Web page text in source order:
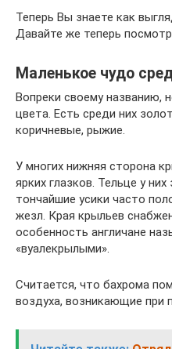
Теперь Вы знаете как
Давайте же теперь
Маленькое чудо
Вопреки своему названию,
цвета. Есть среди них
коричневые, рыжие.
У многих нижняя сторона
ярких глазков. Тельце у
тончайшие усики часто
жезл. Края крыльев
особенность англичане
«вуалекрылыми».
Считается, что бахрома
воздуха, возникающие при